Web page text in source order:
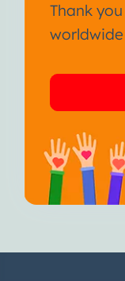
Thank